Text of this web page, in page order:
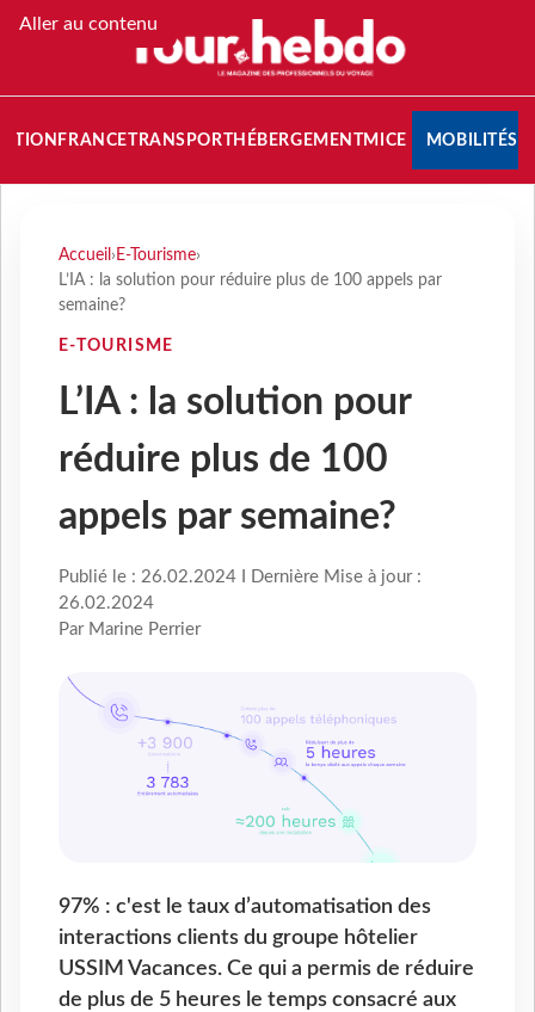
Aller au contenu
FRANCETRANSPORT HÉBERGEMENTMICE MOBILITÉS
Accueil › E-Tourisme›
L’IA : la solution pour réduire plus de 100 appels par
semaine?
E-TOURISME
L’IA : la solution pour
réduire plus de 100
appels par semaine?
Publié le : 26.02.2024 I Dernière Mise à jour :
26.02.2024
Par Marine Perrier
97% : c'est le taux d’automatisation des
interactions clients du groupe hôtelier
USSIM Vacances. Ce qui a permis de réduire
de plus de 5 heures le temps consacré aux